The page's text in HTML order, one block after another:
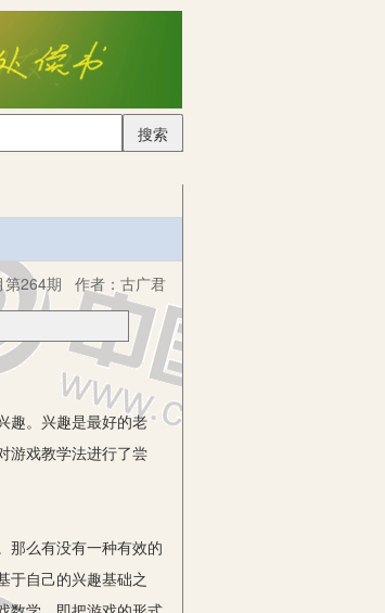
搜索
第264期 作者： 古广君
。兴趣是最好的老
游戏教学法进行了尝
么有没有一种有效的
于自己的兴趣基础之